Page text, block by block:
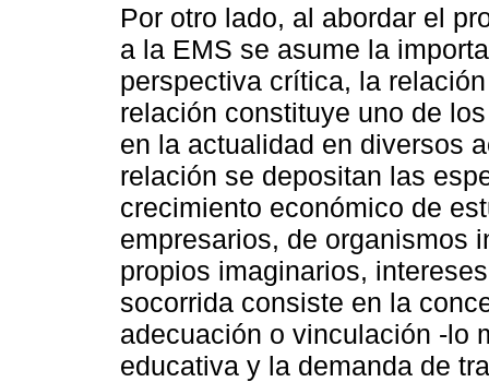
Por otro lado, al abordar el
a la EMS se asume la
perspectiva crítica, la
relación constituye uno de
en la actualidad en diversos
relación se depositan las
crecimiento económico de
empresarios, de organismos
propios imaginarios,
socorrida consiste en la
adecuación o vinculación -lo
educativa y la demanda de